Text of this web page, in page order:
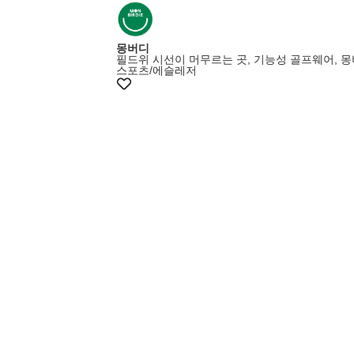
몽버디
필드위 시선이 머무르는 곳, 기능성 골프웨어, 몽
스포츠/에슬레저